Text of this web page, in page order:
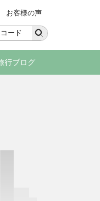
お客様の声
行ブログ